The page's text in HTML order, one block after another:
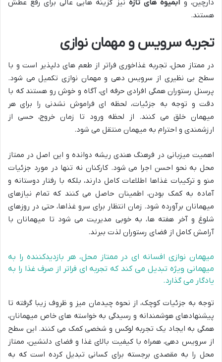
دارچین، و آبمیوه های تازه نیز گزینه هایی عالی برای رفع عطش
هستند.
تجربه سرویس و مهمان نوازی
در ممتاز محل، تجربه غذاخوری فراتر از طعم های دلپذیر است و با
سطح بی نظیری از سرویس دهی و مهمان نوازی تکمیل می شود.
پرسنل رستوران همگی افرادی حرفه ای، آگاه و خوش رو هستند که با
دقت و توجه به جزئیات، لحظه ای فراموش نشدنی را برای هر
میهمان خلق می کنند. از لحظه ورود تا زمان خروج، حسی از
ارزشمندی و احترام به میهمان منتقل می شود.
اهمیت میزبانی در فرهنگ هندی ریشه دوانده و این اصل در ممتاز
محل به نحو احسن اجرا می شود. کارکنان نه تنها در مورد جزئیات
منو و ترکیبات غذاها اطلاعات کامل دارند، بلکه با رفتار دوستانه و
آماده به کمک بودن، اطمینان حاصل می کنند که تمام نیازهای
میهمانان برآورده شود. زمان انتظار برای سرو غذاها، حتی در روزهای
شلوغ و آخر هفته ها، به خوبی مدیریت می شود تا میهمانان با
آرامش کامل از فضای رستوران لذت ببرند.
میهمان نوازی افسانه ای در ممتاز محل، هر بازدیدکننده را به
میهمانی ویژه تبدیل می کند که تجربه ای فراتر از صرف غذا را به
یادگار می گذارد.
توجه به جزئیات کوچک، از نحوه چیدمان میز و ظروف زیبا گرفته تا
پیشنهادهای هوشمندانه و رسیدگی به خواسته های خاص میهمانان،
همگی به ایجاد یک تجربه لوکس و شخصی کمک می کنند. این سطح
از سرویس دهی، همراه با کیفیت بالای غذا و فضای دلنشین، ممتاز
محل را به مقصدی برجسته برای کسانی تبدیل کرده است که به